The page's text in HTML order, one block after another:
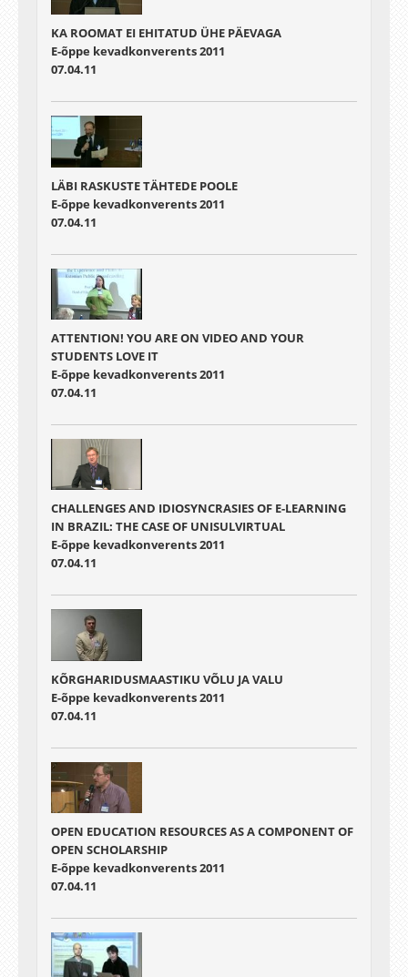
KA ROOMAT EI EHITATUD ÜHE PÄEVAGA
E-õppe kevadkonverents 2011
07.04.11
LÄBI RASKUSTE TÄHTEDE POOLE
E-õppe kevadkonverents 2011
07.04.11
ATTENTION! YOU ARE ON VIDEO AND YOUR
STUDENTS LOVE IT
E-õppe kevadkonverents 2011
07.04.11
CHALLENGES AND IDIOSYNCRASIES OF E-LEARNING
IN BRAZIL: THE CASE OF UNISULVIRTUAL
E-õppe kevadkonverents 2011
07.04.11
KÕRGHARIDUSMAASTIKU VÕLU JA VALU
E-õppe kevadkonverents 2011
07.04.11
OPEN EDUCATION RESOURCES AS A COMPONENT OF
OPEN SCHOLARSHIP
E-õppe kevadkonverents 2011
07.04.11